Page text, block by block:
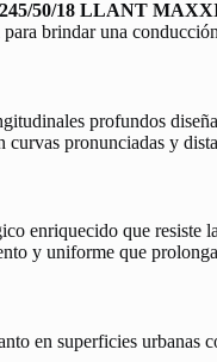
245/50/18 LLANT
brindar una
profundos
pronunciadas y
enriquecido que
y uniforme que
en superficies